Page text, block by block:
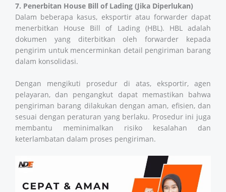
7. Penerbitan House Bill of Lading (Jika Diperlukan)
Dalam beberapa kasus, eksportir atau forwarder dapat
menerbitkan House Bill of Lading (HBL). HBL adalah
dokumen yang diterbitkan oleh forwarder kepada
pengirim untuk mencerminkan detail pengiriman barang
dalam konsolidasi.
Dengan mengikuti prosedur di atas, eksportir, agen
pelayaran, dan pengangkut dapat memastikan bahwa
pengiriman barang dilakukan dengan aman, efisien, dan
sesuai dengan peraturan yang berlaku. Prosedur ini juga
membantu meminimalkan risiko kesalahan dan
keterlambatan dalam proses pengiriman.